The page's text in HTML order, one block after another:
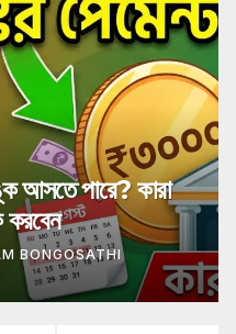
আসতে পারে? কারা
করবেন
BONGOSATHI